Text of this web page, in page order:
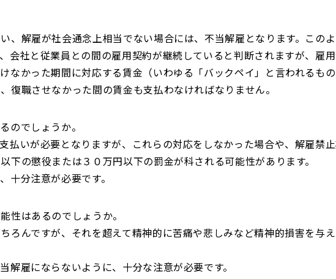
解雇が社会通念上相当でない場合には、不当解雇となります。この
会社と従業員との間の雇用契約が継続していると判断されますが、雇
なかった期間に対応する賃金（いわゆる「バックペイ」と言われるも
職させなかった間の賃金も支払わなければなりません。
のでしょうか。
払いが必要となりますが、これらの対応をしなかった場合や、解雇禁
の懲役または３０万円以下の罰金が科される可能性があります。
十分注意が必要です。
性はあるのでしょうか。
ろんですが、それを超えて精神的に苦痛や悲しみなど精神的損害を与
雇にならないように、十分な注意が必要です。